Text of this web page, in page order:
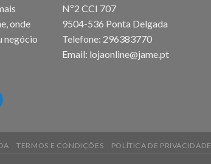
onde
negócio
Nº2 CCI 707
9504-536 Ponta Delgada
Telefone: 296383770
Email: lojaonline@jame.pt
TERMOS E CONDIÇÕES POLÍTICA DE PRIVACIDADE